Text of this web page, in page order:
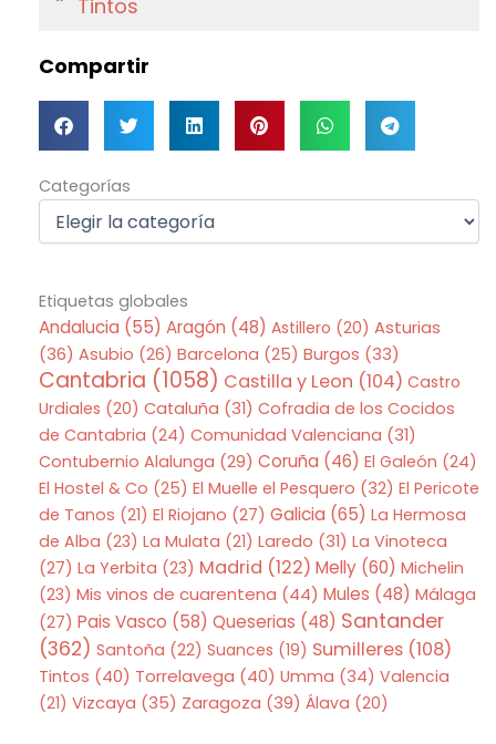
Tintos
Compartir
Categorías
Categorías
Etiquetas globales
Andalucia (55) Aragón (48) Astillero (20) Asturias
(36) Asubio (26) Barcelona (25) Burgos (33)
Cantabria (1058) Castilla y Leon (104) Castro
Urdiales (20) Cataluña (31) Cofradia de los Cocidos
de Cantabria (24) Comunidad Valenciana (31)
Contubernio Alalunga (29) Coruña (46) El Galeón (24)
El Hostel & Co (25) El Muelle el Pesquero (32) El Pericote
de Tanos (21) El Riojano (27) Galicia (65) La Hermosa
de Alba (23) La Mulata (21) Laredo (31) La Vinoteca
(27) La Yerbita (23) Madrid (122) Melly(60) Michelin
(23) Mis vinos de cuarentena (44) Mules (48) Málaga
(27) Pais Vasco (58) Queserias (48) Santander
(362) Santoña (22) Suances (19) Sumilleres(108)
Tintos (40) Torrelavega (40) Umma (34) Valencia
(21) Vizcaya (35) Zaragoza (39) Álava (20)